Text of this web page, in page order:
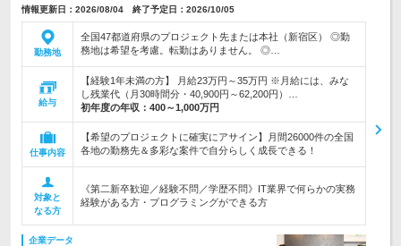
情報更新日：2026/08/04 終了予定日：2026/10/05
勤務地
全国47都道府県のプロジェクト先または本社（新宿区） ◎勤
務地は希望を考慮。転勤はありません。 ◎…
給与
【経験1年未満の方】 月給23万円～35万円 ※月給には、みな
し残業代（月30時間分・40,900円～62,200円）…
初年度の年収： 400～1,000万円
仕事内容
【希望のプロジェクトに確実にアサイン】月間26000件の全国
各地の勤務先＆多彩な案件で自分らしく成長できる！
対象と
なる方
《第二新卒歓迎／経験不問／学歴不問》IT業界で何らかの実務
経験がある方・プログラミングができる方
企業データ